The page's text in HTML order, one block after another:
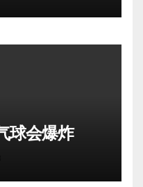
球会爆炸